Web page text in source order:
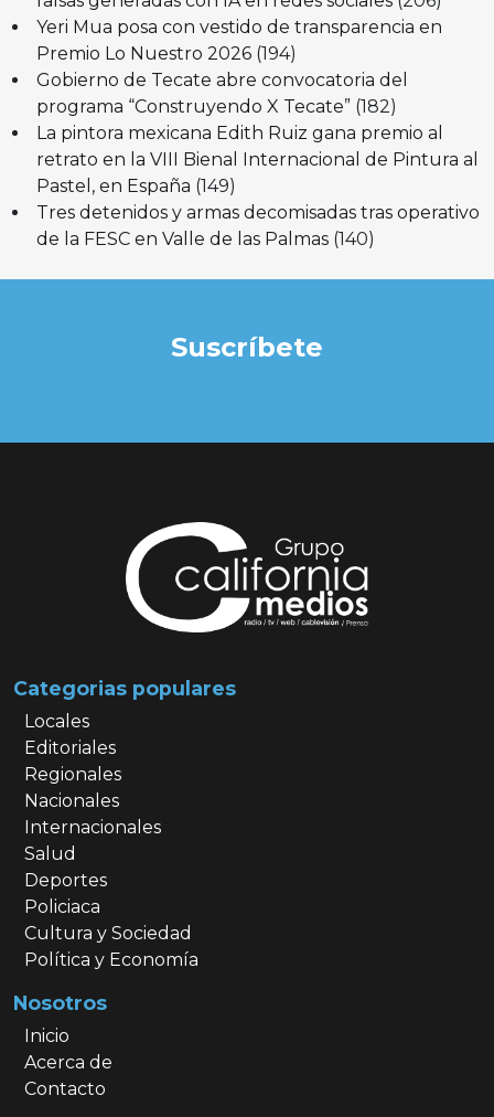
Yeri Mua posa con vestido de transparencia en
Premio Lo Nuestro 2026 (194)
Gobierno de Tecate abre convocatoria del
programa “Construyendo X Tecate” (182)
La pintora mexicana Edith Ruiz gana premio al
retrato en la VIII Bienal Internacional de Pintura al
Pastel, en España (149)
Tres detenidos y armas decomisadas tras operativo
de la FESC en Valle de las Palmas (140)
Suscríbete
Categorias populares
Locales
Editoriales
Regionales
Nacionales
Internacionales
Salud
Deportes
Policiaca
Cultura y Sociedad
Política y Economía
Nosotros
Inicio
Acerca de
Contacto